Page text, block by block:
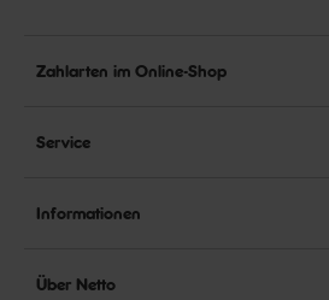
Zahlarten im Online-Shop
Service
Informationen
Über Netto